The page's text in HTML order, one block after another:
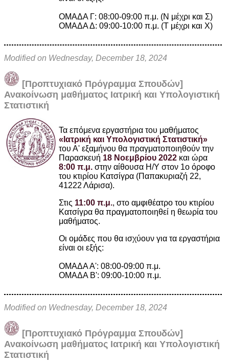
ΟΜΑΔΑ Γ: 08:00-09:00 π.μ. (Ν μέχρι και Σ)
ΟΜΑΔΑ Δ: 09:00-10:00 π.μ. (Τ μέχρι και Χ)
Modified on Wednesday, December 18, 2024
[Προπτυχιακό Πρόγραμμα Σπουδών]
Ανακοίνωση μαθήματος Ιατρική και Υπολογιστική
Στατιστική
Τα επόμενα εργαστήρια του μαθήματος
«Ιατρική και Υπολογιστική Στατιστική»
του Α' εξαμήνου θα πραγματοποιηθούν την
Παρασκευή 18 Νοεμβρίου 2022 και ώρα
8:00 π.μ. στην αίθουσα Η/Υ στον 1ο όροφο
του κτιρίου Κατσίγρα (Παπακυριαζή 22,
41222 Λάρισα).
Στις 11:00 π.μ., στο αμφιθέατρο του κτιρίου
Κατσίγρα θα πραγματοποιηθεί η θεωρία του
μαθήματος.
Οι ομάδες που θα ισχύουν για τα εργαστήρια
είναι οι εξής:
ΟΜΑΔΑ Α': 08:00-09:00 π.μ.
ΟΜΑΔΑ Β': 09:00-10:00 π.μ.
Modified on Wednesday, December 18, 2024
[Προπτυχιακό Πρόγραμμα Σπουδών]
Ανακοίνωση μαθήματος Ιατρική και Υπολογιστική
Στατιστική